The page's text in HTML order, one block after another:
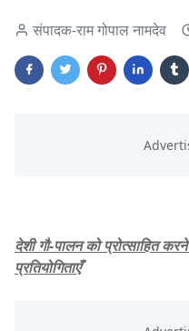
संपादक-राम गोपाल नामदेव
देशी गौ-पालन को प्रोत्साहित
प्रतियोगिताएँ